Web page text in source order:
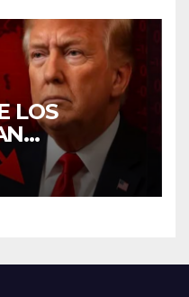
LOS
LOS
TRUMP
DE VIDA
LA